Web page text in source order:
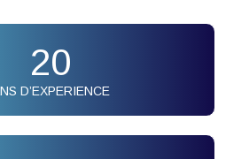
20
D’EXPERIENCE